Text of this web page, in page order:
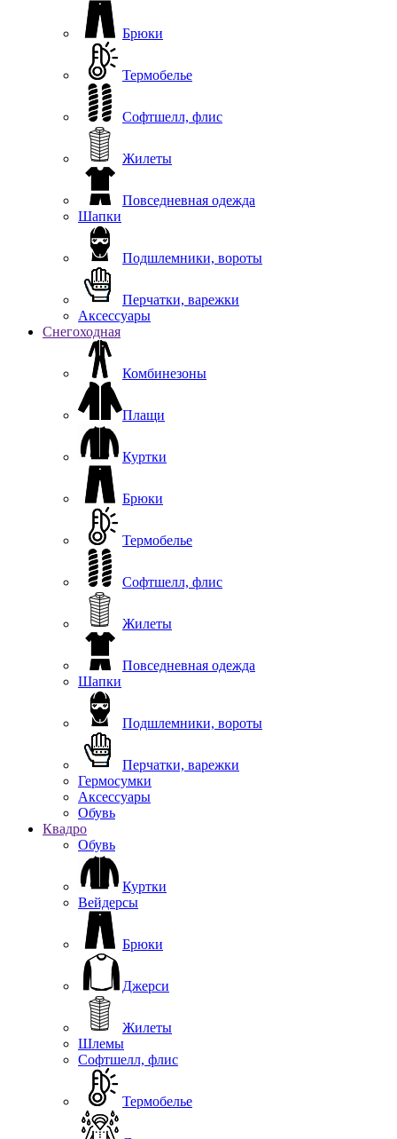
Брюки
Термобелье
Софтшелл, флис
Жилеты
Повседневная одежда
Шапки
Подшлемники, вороты
Перчатки, варежки
Аксессуары
Снегоходная
Комбинезоны
Плащи
Куртки
Брюки
Термобелье
Софтшелл, флис
Жилеты
Повседневная одежда
Шапки
Подшлемники, вороты
Перчатки, варежки
Гермосумки
Аксессуары
Обувь
Квадро
Обувь
Куртки
Вейдерсы
Брюки
Джерси
Жилеты
Шлемы
Софтшелл, флис
Термобелье